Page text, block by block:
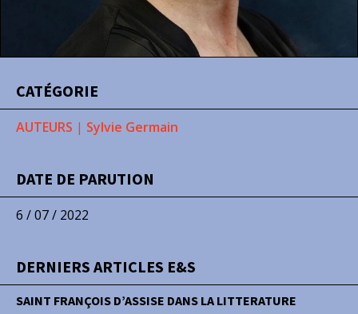
CATÉGORIE
AUTEURS | Sylvie Germain
DATE DE PARUTION
6 / 07 / 2022
DERNIERS ARTICLES E&S
SAINT FRANÇOIS D’ASSISE DANS LA LITTERATURE